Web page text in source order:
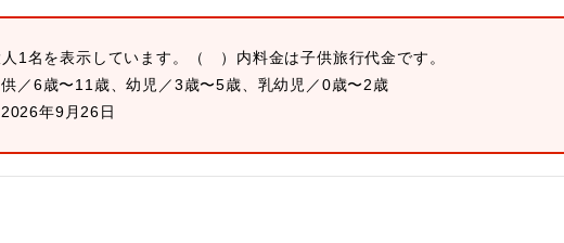
1名を表示しています。
（ ）内料金は子供旅行代金です。
／6歳〜11歳、幼児／3歳〜5歳、乳幼児／0歳〜2歳
年9月26日